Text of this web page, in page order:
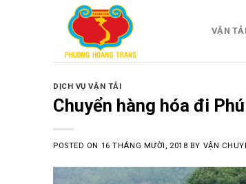
VẬN
DỊCH VỤ VẬN TẢI
Chuyển hàng hóa đi
POSTED ON 16 THÁNG MƯỜI, 2018 BY VẬN